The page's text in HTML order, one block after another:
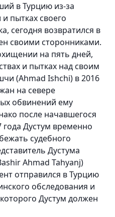
в Турцию из-за
пытках своего
сегодня возвратился в
своими сторонниками.
на пять дней,
и пытках над своим
(Ahmad Ishchi) в 2016
на севере
обвинений ему
после начавшегося
года Дустум временно
судебного
Дустума
Ahmad Tahyanj)
отправился в Турцию
обследования и
Дустум должен